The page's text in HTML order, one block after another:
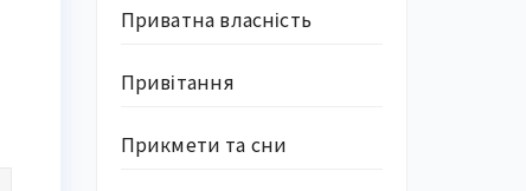
Приватна власність
Привітання
Прикмети та сни